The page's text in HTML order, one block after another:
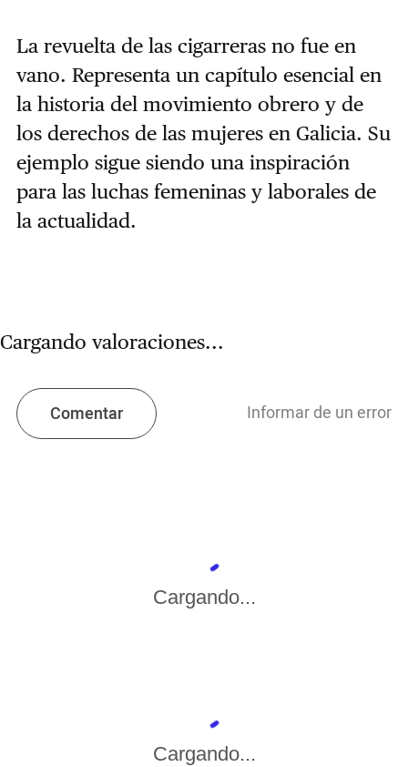
La revuelta de las cigarreras no fue en
vano. Representa un capítulo esencial en
la historia del movimiento obrero y de
los derechos de las mujeres en Galicia. Su
ejemplo sigue siendo una inspiración
para las luchas femeninas y laborales de
la actualidad.
Cargando valoraciones...
Comentar Informar de un error
Cargando...
Cargando...